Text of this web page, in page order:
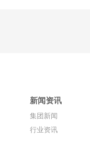
新闻资讯
集团新闻
行业资讯